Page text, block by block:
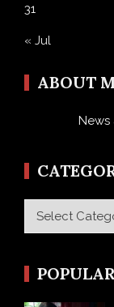
31
« Jul
ABOUT
News
Category
POPULAR